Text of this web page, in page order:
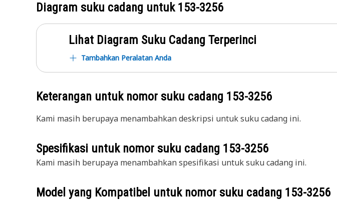
Diagram suku cadang untuk153-3256
Lihat Diagram Suku Cadang Terperinci
Tambahkan Peralatan Anda
Keterangan untuk nomor suku cadang 153-3256
Kami masih berupaya menambahkan deskripsi untuk suku cadang ini.
Spesifikasi untuk nomor suku cadang 153-3256
Kami masih berupaya menambahkan spesifikasi untuk suku cadang ini.
Model yang Kompatibel untuk nomor suku cadang 153-3256